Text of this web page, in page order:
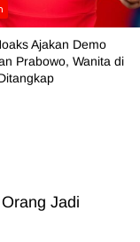
Ajakan Demo
Prabowo, Wanita di
Jadi